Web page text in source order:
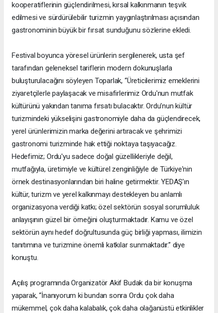
kooperatiflerinin güçlendirilmesi, kırsal kalkınmanın teşvik
edilmesi ve sürdürülebilir turizmin yaygınlaştırılması açısından
gastronominin büyük bir fırsat sunduğunu sözlerine ekledi.
Festival boyunca yöresel ürünlerin sergilenerek, usta şef
tarafından geleneksel tariflerin modern dokunuşlarla
buluşturulacağını söyleyen Toparlak, “Üreticilerimiz emeklerini
ziyaretçilerle paylaşacak ve misafirlerimiz Ordu'nun mutfak
kültürünü yakından tanıma fırsatı bulacaktır. Ordu’nun kültür
turizmindeki yükselişini gastronomiyle daha da güçlendirecek,
yerel ürünlerimizin marka değerini artıracak ve şehrimizi
gastronomi turizminde hak ettiği noktaya taşıyacağız.
Hedefimiz; Ordu'yu sadece doğal güzellikleriyle değil,
mutfağıyla, üretimiyle ve kültürel zenginliğiyle de Türkiye'nin
örnek destinasyonlarından biri haline getirmektir. YEDAŞ'ın
kültür, turizm ve yerel kalkınmayı destekleyen bu anlamlı
organizasyona verdiği katkı; özel sektörün sosyal sorumluluk
anlayışının güzel bir örneğini oluşturmaktadır. Kamu ve özel
sektörün aynı hedef doğrultusunda güç birliği yapması, ilimizin
tanıtımına ve turizmine önemli katkılar sunmaktadır.” diye
konuştu.
Açılış programında Organizatör Akif Budak da bir konuşma
yaparak, “İnanıyorum ki bundan sonra Ordu çok daha
mükemmel, çok daha kalabalık, çok daha olağanüstü etkinlikler